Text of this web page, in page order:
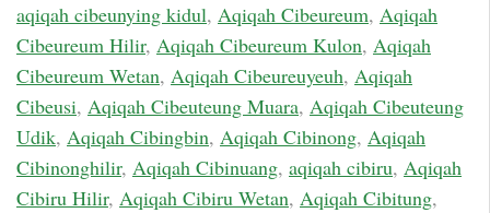
aqiqah cibeunying kidul, Aqiqah Cibeureum, Aqiqah
Cibeureum Hilir, Aqiqah Cibeureum Kulon, Aqiqah
Cibeureum Wetan, Aqiqah Cibeureuyeuh, Aqiqah
Cibeusi, Aqiqah Cibeuteung Muara, Aqiqah Cibeuteung
Udik, Aqiqah Cibingbin, Aqiqah Cibinong, Aqiqah
Cibinonghilir, Aqiqah Cibinuang, aqiqah cibiru, Aqiqah
Cibiru Hilir, Aqiqah Cibiru Wetan, Aqiqah Cibitung,